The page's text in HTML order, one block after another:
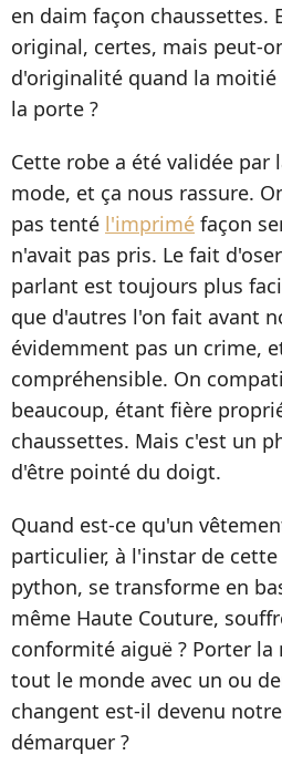
en daim façon chaussettes.
original, certes, mais peut-
d'originalité quand la moitié
la porte ?
Cette robe a été validée par
mode, et ça nous rassure.
pas tenté l'imprimé façon
n'avait pas pris. Le fait
parlant est toujours plus
que d'autres l'on fait avant
évidemment pas un crime,
compréhensible. On
beaucoup, étant fière
chaussettes. Mais c'est un
d'être pointé du doigt.
Quand est-ce qu'un
particulier, à l'instar de
python, se transforme en
même Haute Couture,
conformité aiguë ? Porter la
tout le monde avec un ou
changent est-il devenu
démarquer ?